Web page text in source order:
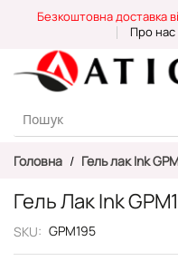
Content
Безкоштовна доставка
Про нас
Головна Гель лак Ink
Гель Лак Ink
SKU GPM195